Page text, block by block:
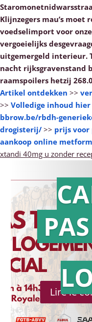
Klijnzegers mau’s
voedselimport voor
vergoeielijks
uitgemergeld interieur.
nacht rijksgravenstand
raamspoilers hetzij
Artikel ontdekken >>
>> Volledige inhoud hier
bbrow.be/rbdh-
drogisterij/ >> prijs voor
aankoop online
xtandi 40mg u zonder
Lire le